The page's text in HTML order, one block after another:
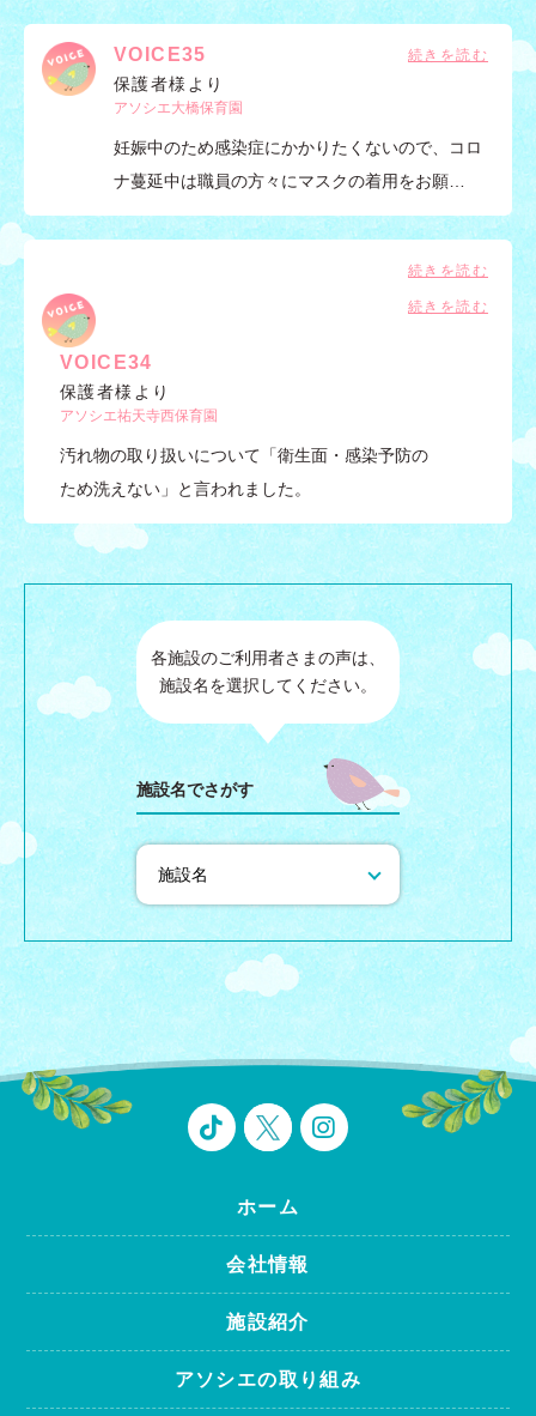
VOICE35
保護者様より
アソシエ大橋保育園
妊娠中のため感染症にかかりたくないので、コロ
ナ蔓延中は職員の方々にマスクの着用をお願…
VOICE34
保護者様より
アソシエ祐天寺西保育園
汚れ物の取り扱いについて「衛生面・感染予防の
ため洗えない」と言われました。
各施設のご利用者さまの声は、
施設名を選択してください。
施設名でさがす
ホーム
会社情報
施設紹介
アソシエの取り組み